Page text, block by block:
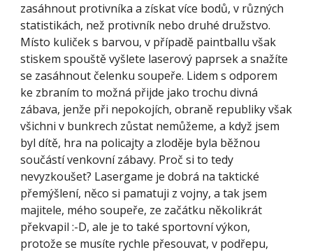
zasáhnout protivníka a získat více bodů, v různých
statistikách, než protivník nebo druhé družstvo.
Místo kuliček s barvou, v případě paintballu však
stiskem spouště vyšlete laserový paprsek a snažíte
se zasáhnout čelenku soupeře. Lidem s odporem
ke zbraním to možná přijde jako trochu divná
zábava, jenže při nepokojích, obraně republiky však
všichni v bunkrech zůstat nemůžeme, a když jsem
byl dítě, hra na policajty a zloděje byla běžnou
součástí venkovní zábavy. Proč si to tedy
nevyzkoušet? Lasergame je dobrá na taktické
přemýšlení, něco si pamatuji z vojny, a tak jsem
majitele, mého soupeře, ze začátku několikrát
překvapil :-D, ale je to také sportovní výkon,
protože se musíte rychle přesouvat, v podřepu,